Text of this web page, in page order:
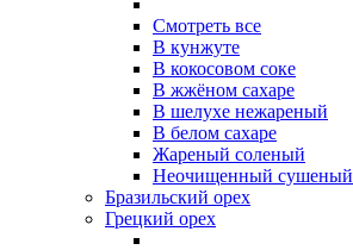
Смотреть все
В кунжуте
В кокосовом соке
В жжёном сахаре
В шелухе нежареный
В белом сахаре
Жареный соленый
Неочищенный сушеный
Бразильский орех
Грецкий орех